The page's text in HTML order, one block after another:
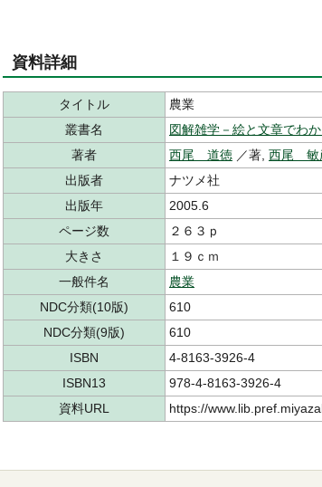
資料詳細
タイトル
農業
叢書名
図解雑学－絵と文章でわ
著者
西尾 道徳 ／著, 西尾 敏
出版者
ナツメ社
出版年
2005.6
ページ数
２６３ｐ
大きさ
１９ｃｍ
一般件名
農業
NDC分類(10版)
610
NDC分類(9版)
610
ISBN
4-8163-3926-4
ISBN13
978-4-8163-3926-4
資料URL
https://